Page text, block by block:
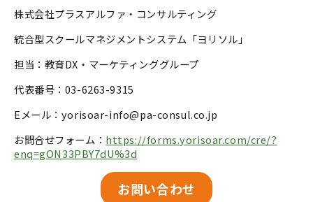
株式会社プラスアルファ・コンサルティング
統合型スクールマネジメントシステム「ヨリソル」
担当：教育DX・マーケティンググループ
代表番号：03-6263-9315
Eメール：yorisoar-info@pa-consul.co.jp
お問合せフォーム： https://forms.yorisoar.com/cre/?
enq=gON33PBY7dU%3d
お問い合わせ